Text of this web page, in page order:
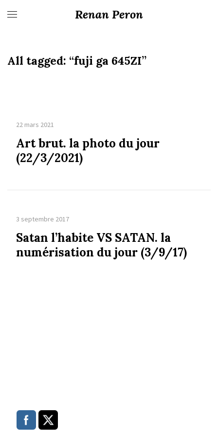
Renan Peron
All tagged: “fuji ga 645ZI”
22 mars 2021
Art brut. la photo du jour
(22/3/2021)
3 septembre 2017
Satan l’habite VS SATAN. la
numérisation du jour (3/9/17)